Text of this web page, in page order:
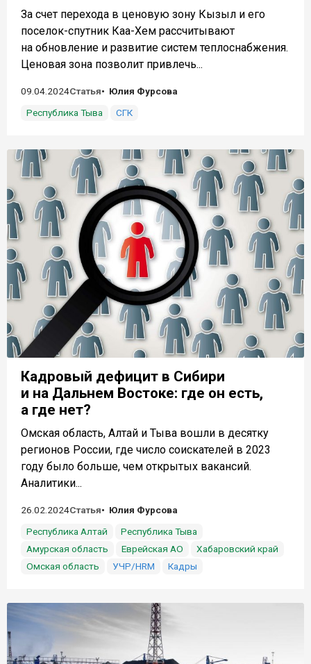
За счет перехода в ценовую зону Кызыл и его
поселок-спутник Каа-Хем рассчитывают
на обновление и развитие систем теплоснабжения.
Ценовая зона позволит привлечь...
09.04.2024Статья
Юлия Фурсова
Республика Тыва
СГК
Кадровый дефицит в Сибири
и на Дальнем Востоке: где он есть,
а где нет?
Омская область, Алтай и Тыва вошли в десятку
регионов России, где число соискателей в 2023
году было больше, чем открытых вакансий.
Аналитики...
26.02.2024Статья
Юлия Фурсова
Республика Алтай
Республика Тыва
Амурская область
Еврейская АО
Хабаровский край
Омская область
УЧР/HRM Кадры